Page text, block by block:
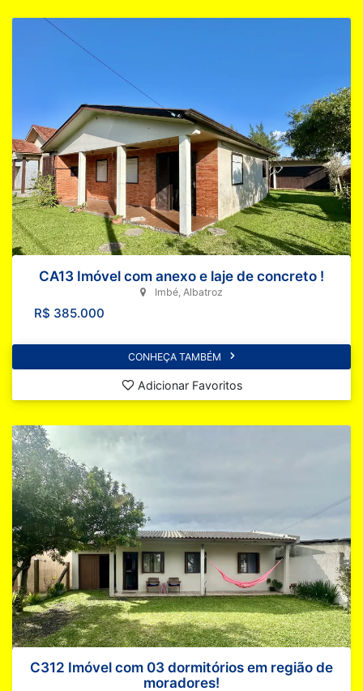
R$ 385.000
CA13 Imóvel com anexo e laje de concreto !
Imbé, Albatroz
CONHEÇA TAMBÉM
Adicionar Favoritos
C312 Imóvel com 03 dormitórios em região de
moradores!